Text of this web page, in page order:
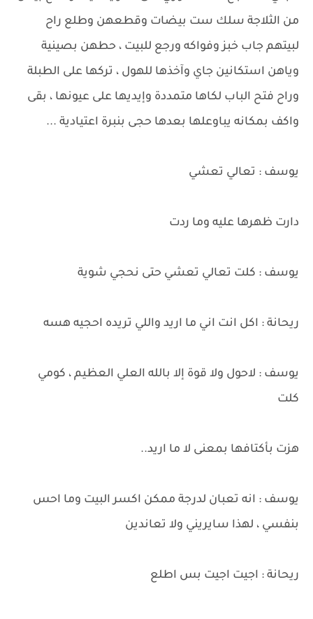
من الثلاجة سلك ست بيضات وقطعهن وطلع راح
لبيتهم جاب خبز وفواكه ورجع للبيت ، حطهن بصينية
وياهن استكانين جاي وآخذها للهول ، تركها على الطبلة
وراح فتح الباب لكاها متمددة وإيديها على عيونها ، بقى
واكف بمكانه يباوعلها بعدها حجى بنبرة اعتيادية ...
يوسف : تعالي تعشي
دارت ظهرها عليه وما ردت
يوسف : كلت تعالي تعشي حتى نحجي شوية
ريحانة : اكل انت اني ما اريد واللي تريده احجيه هسه
يوسف : لاحول ولا قوة إلا بالله العلي العظيم ، كومي
كلت
هزت بأكتافها بمعنى لا ما اريد..
يوسف : انه تعبان لدرجة ممكن اكسر البيت وما احس
بنفسي ، لهذا سايريني ولا تعاندين
ريحانة : اجيت اجيت بس اطلع